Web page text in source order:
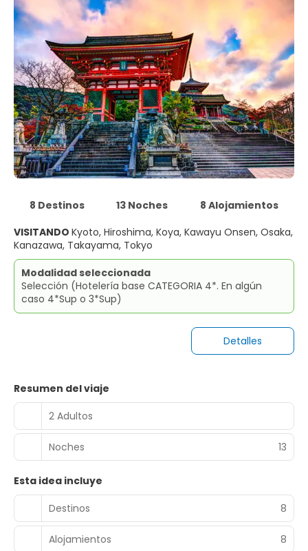
8 Destinos 13 Noches
8 Alojamientos
VISITANDO Kyoto, Hiroshima, Koya, Kawayu Onsen, Osaka,
Kanazawa, Takayama, Tokyo
Modalidad seleccionada
Selección (Hotelería base CATEGORIA 4*. En algún
caso 4*Sup o 3*Sup)
Detalles
Resumen del viaje
2 Adultos
Noches 13
Esta idea incluye
Destinos
8
Alojamientos 8